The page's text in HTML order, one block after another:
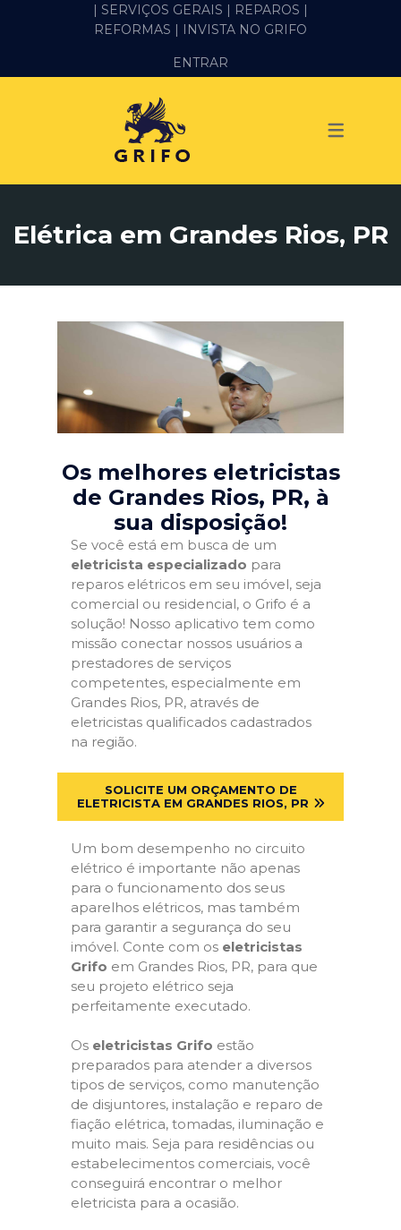
ALVENARIA E PEDREIRO
IMPERMEABILIZAÇÃO
REFORMA
| SERVIÇOS GERAIS | REPAROS |
REFORMAS | INVISTA NO GRIFO
ENTRAR
Elétrica em Grandes Rios, PR
Os melhores eletricistas
de Grandes Rios, PR, à
sua disposição!
Se você está em busca de um
eletricista especializado para
reparos elétricos em seu imóvel, seja
comercial ou residencial, o Grifo é a
solução! Nosso aplicativo tem como
missão conectar nossos usuários a
prestadores de serviços
competentes, especialmente em
Grandes Rios, PR, através de
eletricistas qualificados cadastrados
na região.
SOLICITE UM ORÇAMENTO DE
ELETRICISTA EM GRANDES RIOS, PR
Um bom desempenho no circuito
elétrico é importante não apenas
para o funcionamento dos seus
aparelhos elétricos, mas também
para garantir a segurança do seu
imóvel. Conte com os eletricistas
Grifo em Grandes Rios, PR, para que
seu projeto elétrico seja
perfeitamente executado.
Os eletricistas Grifo estão
preparados para atender a diversos
tipos de serviços, como manutenção
de disjuntores, instalação e reparo de
fiação elétrica, tomadas, iluminação e
muito mais. Seja para residências ou
estabelecimentos comerciais, você
conseguirá encontrar o melhor
eletricista para a ocasião.